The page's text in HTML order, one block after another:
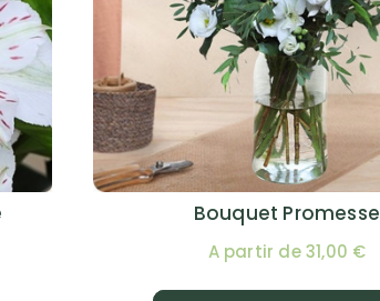
Bouquet Promesse
A partir de 31,00 €